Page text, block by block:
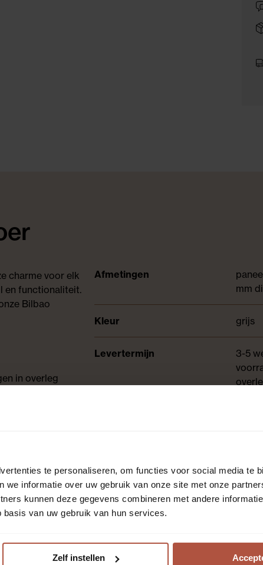
te personaliseren, om functies voor social media te
we informatie over uw gebruik van onze site met onze
kunnen deze gegevens combineren met andere
van uw gebruik van hun services.
Zelf instellen
charme voor elk
en functionaliteit.
Bilbao
in overleg
Afmetingen
mm
Kleur grijs
Levertermijn
3-5
Patroon Tegel
Aantal planken per pak